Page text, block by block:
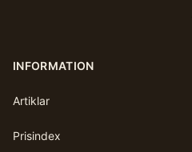
INFORMATION
Artiklar
Prisindex